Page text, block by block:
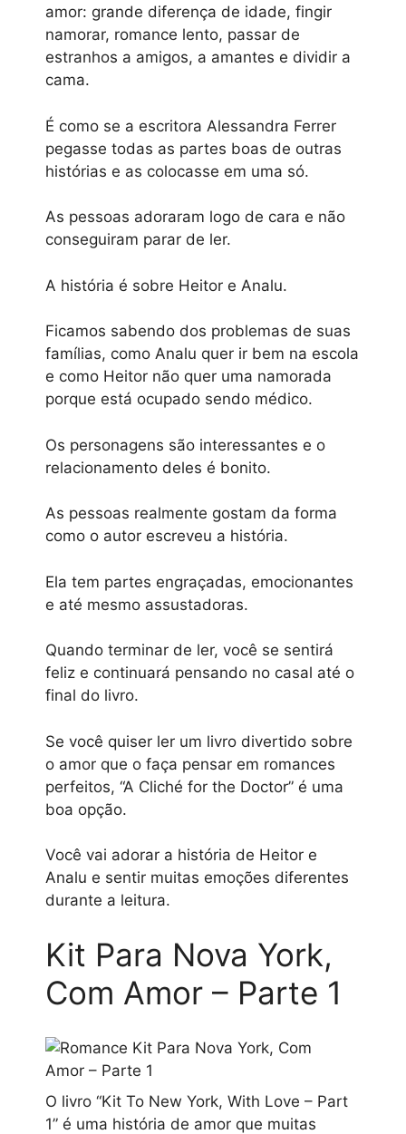
amor: grande diferença de idade, fingir
namorar, romance lento, passar de
estranhos a amigos, a amantes e dividir a
cama.
É como se a escritora Alessandra Ferrer
pegasse todas as partes boas de outras
histórias e as colocasse em uma só.
As pessoas adoraram logo de cara e não
conseguiram parar de ler.
A história é sobre Heitor e Analu.
Ficamos sabendo dos problemas de suas
famílias, como Analu quer ir bem na escola
e como Heitor não quer uma namorada
porque está ocupado sendo médico.
Os personagens são interessantes e o
relacionamento deles é bonito.
As pessoas realmente gostam da forma
como o autor escreveu a história.
Ela tem partes engraçadas, emocionantes
e até mesmo assustadoras.
Quando terminar de ler, você se sentirá
feliz e continuará pensando no casal até o
final do livro.
Se você quiser ler um livro divertido sobre
o amor que o faça pensar em romances
perfeitos, “A Cliché for the Doctor” é uma
boa opção.
Você vai adorar a história de Heitor e
Analu e sentir muitas emoções diferentes
durante a leitura.
Kit Para Nova York,
Com Amor – Parte 1
O livro “Kit To New York, With Love – Part
1” é uma história de amor que muitas